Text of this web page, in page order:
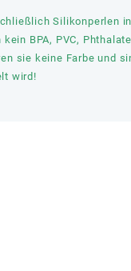
Silikonperlen
BPA, PVC,
sie keine Farbe und
wird!